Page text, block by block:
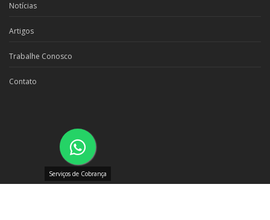
Notícias
Artigos
Trabalhe Conosco
Contato
Serviços de Cobrança